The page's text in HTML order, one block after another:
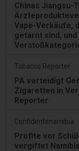
Chinas Jiangsu-
Vape-Verkäufe,
getarnt sind,
Tobacco Reporter
PA verteidigt
Zigaretten in
Reporter
Confidentenamibia
Profite vor
vergiftet